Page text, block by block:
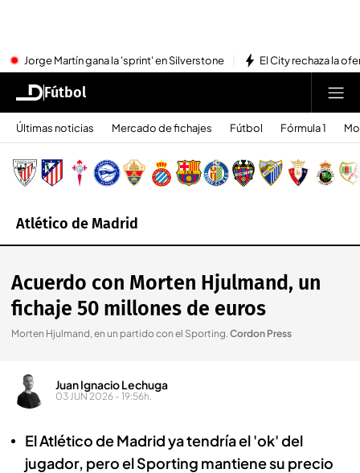
Jorge Martín gana la 'sprint' en Silverstone El City rechaza la
Fútbol
Últimas noticias Mercado de fichajes Fútbol Fórmula 1
Atlético de Madrid
Acuerdo con Morten Hjulmand, un
fichaje 50 millones de euros
Morten Hjulmand, en un partido con el Sporting.Cordon Press
Juan Ignacio Lechuga
03 JUN 2026 - 19:56h.
El Atlético de Madrid ya tendría el 'ok' del
jugador, pero el Sporting mantiene su precio